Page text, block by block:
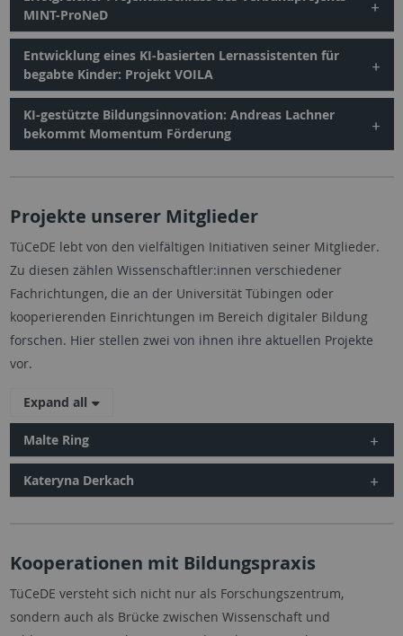
MINT-ProNeD
Entwicklung eines KI-basierten Lernassistenten für
begabte Kinder: Projekt VOILA
KI-gestützte Bildungsinnovation: Andreas Lachner
bekommt Momentum Förderung
Projekte unserer Mitglieder
TüCeDE lebt von den vielfältigen Initiativen seiner Mitglieder.
Zu diesen zählen Wissenschaftler:innen verschiedener
Fachrichtungen, die an der Universität Tübingen oder
kooperierenden Einrichtungen im Bereich digitaler Bildung
forschen. Hier stellen zwei von ihnen ihre aktuellen Projekte
vor.
Expand all
Malte Ring
Kateryna Derkach
Kooperationen mit Bildungspraxis
TüCeDE versteht sich nicht nur als Forschungszentrum,
sondern auch als Brücke zwischen Wissenschaft und